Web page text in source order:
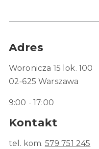
Adres
Woronicza 15 lok. 100
02-625 Warszawa
9:00 - 17:00
Kontakt
tel. kom. 579 751 245